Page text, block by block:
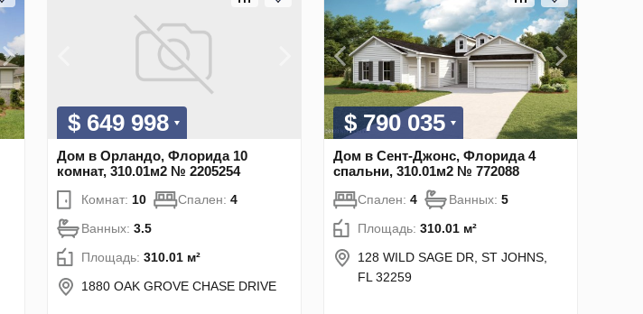
$ 649 998
Дом в Орландо, Флорида 10
комнат, 310.01м2 № 2205254
Комнат: 10 Спален: 4
Ванных: 3.5
Площадь: 310.01 м²
1880 OAK GROVE CHASE DRIVE
$ 790 035
Дом в Сент-Джонс, Флорида 4
спальни, 310.01м2 № 772088
Спален: 4 Ванных: 5
Площадь: 310.01 м²
128 WILD SAGE DR, ST JOHNS,
FL 32259